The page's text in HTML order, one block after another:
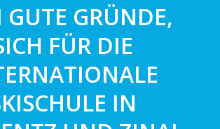
GUTE GRÜNDE,
FÜR DIE
IN